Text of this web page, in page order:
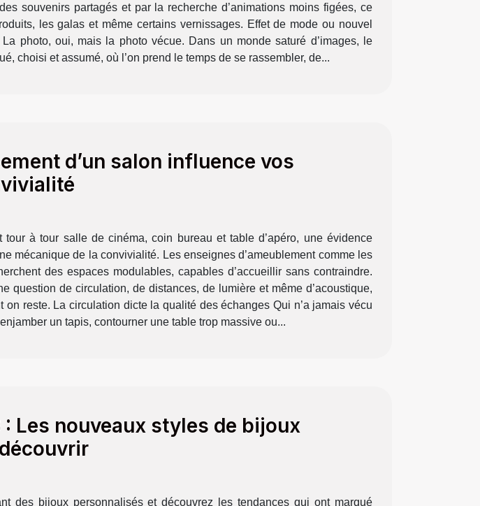
souvenirs partagés et par la recherche d’animations moins figées, ce
les galas et même certains vernissages. Effet de mode ou nouvel
photo, oui, mais la photo vécue. Dans un monde saturé d’images, le
choisi et assumé, où l’on prend le temps de se rassembler, de...
d’un salon influence vos
à tour salle de cinéma, coin bureau et table d’apéro, une évidence
mécanique de la convivialité. Les enseignes d’ameublement comme les
des espaces modulables, capables d’accueillir sans contraindre.
question de circulation, de distances, de lumière et même d’acoustique,
reste. La circulation dicte la qualité des échanges Qui n’a jamais vécu
un tapis, contourner une table trop massive ou...
Les nouveaux styles de bijoux
des bijoux personnalisés et découvrez les tendances qui ont marqué